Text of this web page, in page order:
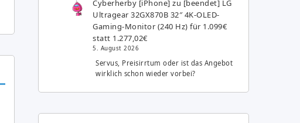
Cyberherby [iPhone] zu [beendet] LG
Ultragear 32GX870B 32″ 4K-OLED-
Gaming-Monitor (240 Hz) für 1.099€
statt 1.277,02€
5. August 2026
Servus, Preisirrtum oder ist das Angebot
wirklich schon wieder vorbei?